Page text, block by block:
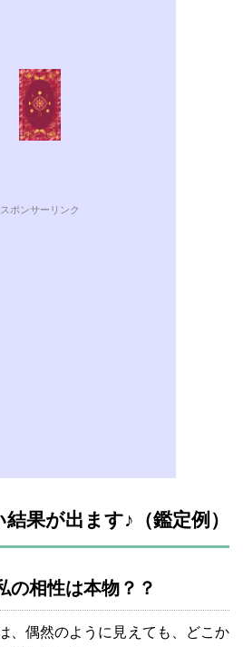
スポンサーリンク
果が出ます♪（鑑定例）
の相性は本物？？
、偶然のように見えても、どこか